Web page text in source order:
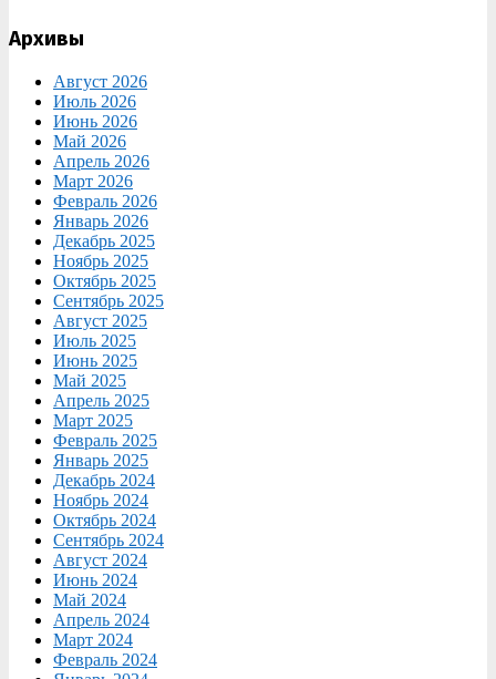
Архивы
Август 2026
Июль 2026
Июнь 2026
Май 2026
Апрель 2026
Март 2026
Февраль 2026
Январь 2026
Декабрь 2025
Ноябрь 2025
Октябрь 2025
Сентябрь 2025
Август 2025
Июль 2025
Июнь 2025
Май 2025
Апрель 2025
Март 2025
Февраль 2025
Январь 2025
Декабрь 2024
Ноябрь 2024
Октябрь 2024
Сентябрь 2024
Август 2024
Июнь 2024
Май 2024
Апрель 2024
Март 2024
Февраль 2024